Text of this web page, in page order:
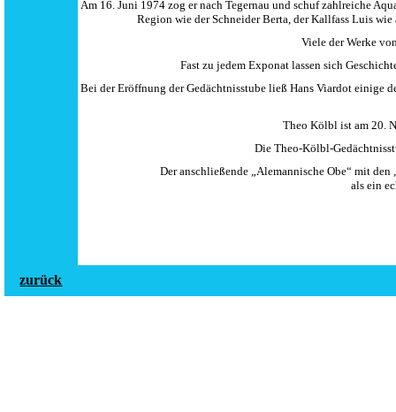
Am 16. Juni 1974 zog er nach Tegernau und schuf zahlreiche
Region wie der Schneider Berta, der Kallfass Luis
Viele der Werke
Fast zu jedem Exponat lassen sich
Bei der Eröffnung der Gedächtnisstube ließ Hans Viardot einige
Theo Kölbl ist am 20.
Die Theo-Kölbl-
Der anschließende „Alemannische Obe“ mit
als ein
zurück